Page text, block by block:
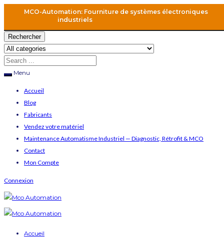
MCO-Automation: Fourniture de systèmes électroniques
industriels
Rechercher
Menu
Accueil
Blog
Fabricants
Vendez votre matériel
Maintenance Automatisme Industriel — Diagnostic, Rétrofit & MCO
Contact
Mon Compte
Connexion
Accueil